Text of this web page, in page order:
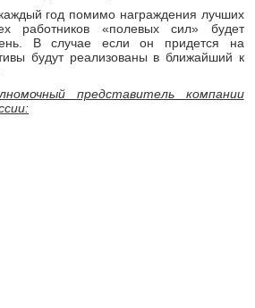
год помимо награждения лучших
работников «полевых сил» будет
В случае если он придется на
будут реализованы в ближайший к
представитель компании